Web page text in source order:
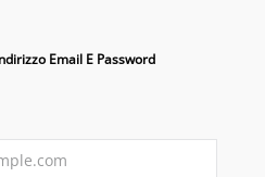
Email E Password